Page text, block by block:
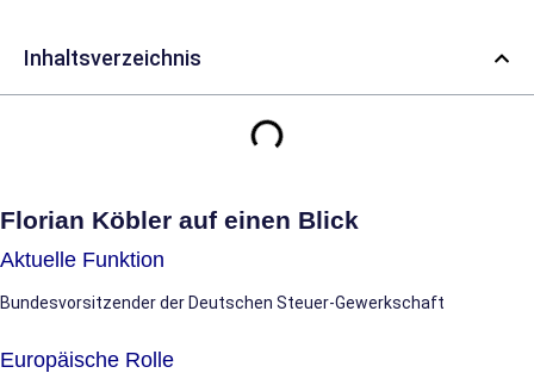
Inhaltsverzeichnis
Florian Köbler auf einen Blick
Aktuelle Funktion
Bundesvorsitzender der Deutschen Steuer-Gewerkschaft
Europäische Rolle